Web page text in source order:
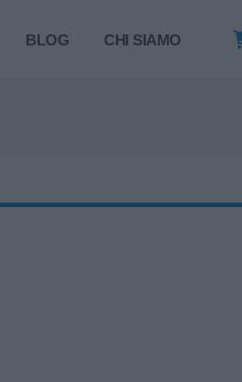
BLOG CHI SIAMO